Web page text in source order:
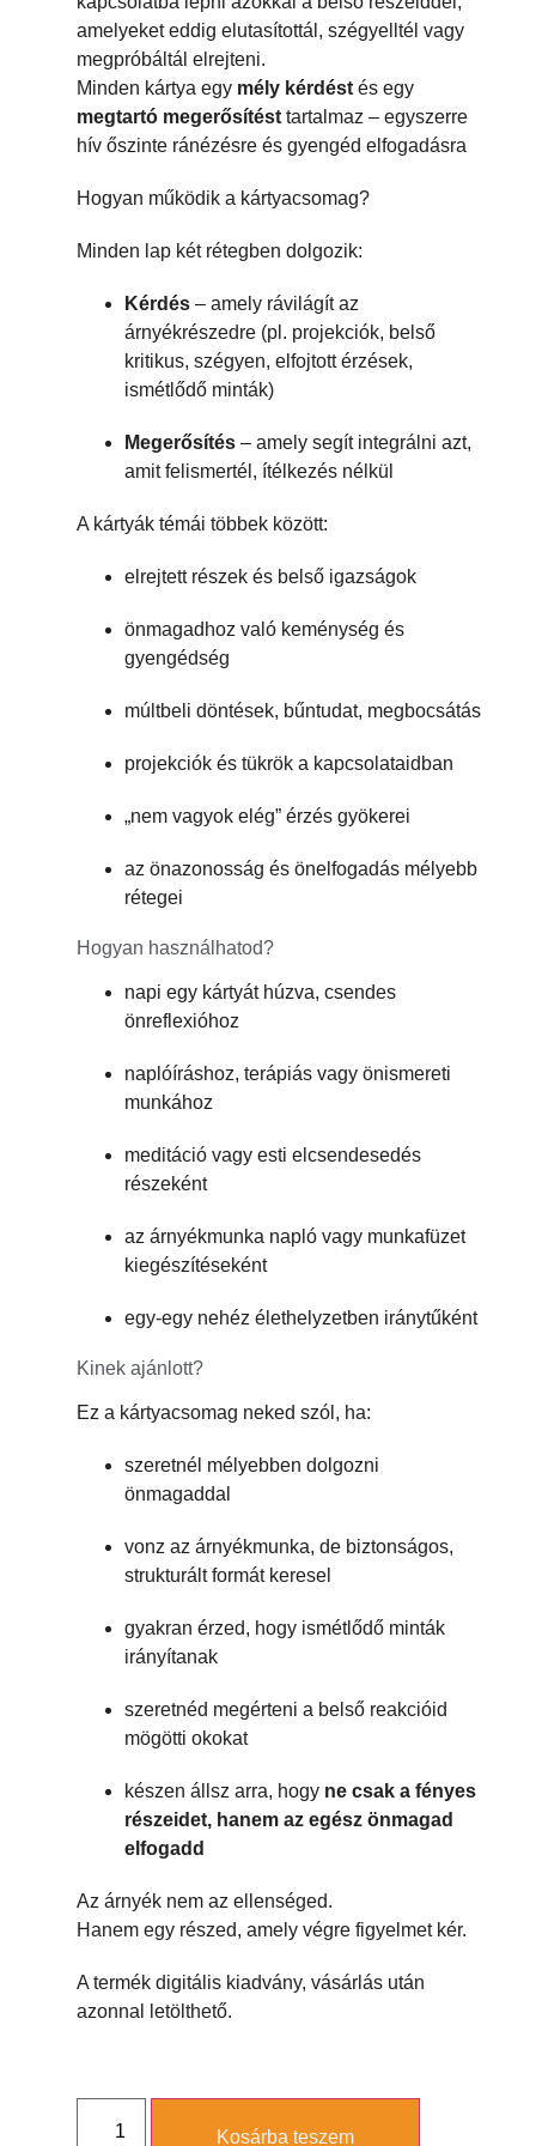
amelyeket eddig elutasítottál, szégyelltél vagy
megpróbáltál elrejteni.
Minden kártya egy mély kérdéstés egy
megtartó megerősítésttartalmaz – egyszerre
hív őszinte ránézésre és gyengéd elfogadásra
Hogyan működik a kártyacsomag?
Minden lap két rétegben dolgozik:
Kérdés– amely rávilágít az
árnyékrészedre (pl. projekciók, belső
kritikus, szégyen, elfojtott érzések,
ismétlődő minták)
Megerősítés– amely segít integrálni azt,
amit felismertél, ítélkezés nélkül
A kártyák témái többek között:
elrejtett részek és belső igazságok
önmagadhoz való keménység és
gyengédség
múltbeli döntések, bűntudat, megbocsátás
projekciók és tükrök a kapcsolataidban
„nem vagyok elég” érzés gyökerei
az önazonosság és önelfogadás mélyebb
rétegei
Hogyan használhatod?
napi egy kártyát húzva, csendes
önreflexióhoz
naplóíráshoz, terápiás vagy önismereti
munkához
meditáció vagy esti elcsendesedés
részeként
az árnyékmunka napló vagy munkafüzet
kiegészítéseként
egy-egy nehéz élethelyzetben iránytűként
Kinek ajánlott?
Ez a kártyacsomag neked szól, ha:
szeretnél mélyebben dolgozni
önmagaddal
vonz az árnyékmunka, de biztonságos,
strukturált formát keresel
gyakran érzed, hogy ismétlődő minták
irányítanak
szeretnéd megérteni a belső reakcióid
mögötti okokat
készen állsz arra, hogy ne csak a fényes
részeidet, hanem az egész önmagad
elfogadd
Az árnyék nem az ellenséged.
Hanem egy részed, amely végre figyelmet kér.
A termék digitális kiadvány, vásárlás után
azonnal letölthető.
Kosárba teszem